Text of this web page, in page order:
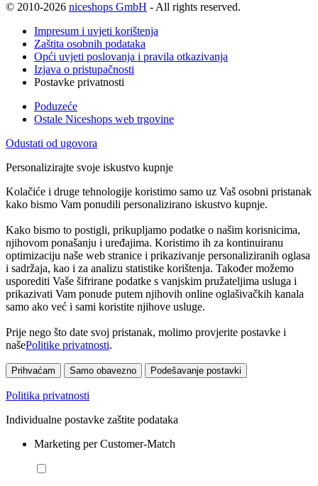
© 2010-2026 niceshops GmbH - All rights reserved.
Impresum i uvjeti korištenja
Zaštita osobnih podataka
Opći uvjeti poslovanja i pravila otkazivanja
Izjava o pristupačnosti
Postavke privatnosti
Poduzeće
Ostale Niceshops web trgovine
Odustati od ugovora
Personalizirajte svoje iskustvo kupnje
Kolačiće i druge tehnologije koristimo samo uz Vaš osobni pristanak
kako bismo Vam ponudili personalizirano iskustvo kupnje.
Kako bismo to postigli, prikupljamo podatke o našim korisnicima,
njihovom ponašanju i uređajima. Koristimo ih za kontinuiranu
optimizaciju naše web stranice i prikazivanje personaliziranih oglasa
i sadržaja, kao i za analizu statistike korištenja. Također možemo
usporediti Vaše šifrirane podatke s vanjskim pružateljima usluga i
prikazivati Vam ponude putem njihovih online oglašivačkih kanala
samo ako već i sami koristite njihove usluge.
Prije nego što date svoj pristanak, molimo provjerite postavke i
našePolitike privatnosti.
Prihvaćam Samo obavezno Podešavanje postavki
Politika privatnosti
Individualne postavke zaštite podataka
Marketing per Customer-Match